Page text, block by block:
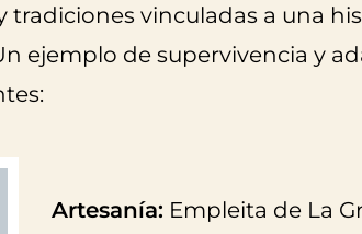
tradiciones vinculadas a una
ejemplo de supervivencia y
Artesanía: Empleita de La